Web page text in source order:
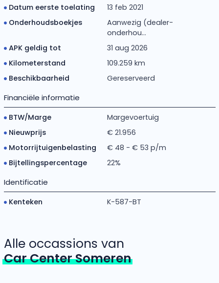
Datum eerste toelating
13 feb 2021
Onderhoudsboekjes
Aanwezig (dealer-
onderhou...
APK geldig tot
31 aug 2026
Kilometerstand
109.259 km
Beschikbaarheid
Gereserveerd
Financiële informatie
BTW/Marge
Margevoertuig
Nieuwprijs
€ 21.956
Motorrijtuigenbelasting
€ 48 - € 53 p/m
Bijtellingspercentage
22%
Identificatie
Kenteken K-587-BT
Alle occassions van
Car Center Someren